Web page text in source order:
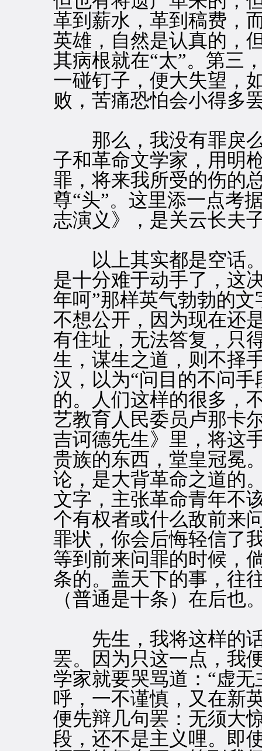
革到薪水，革到稿费，
英雄，自然是认真的，
其病根就在“太”。第三
一碰钉子，便大失望，
败，苦痛恐怕会小得多
那么，我没有罪戾么
子和革命文学家，用明
罪，将来我所受的伤的
尊“头”。这里添一点考
志演义》，是关云长夫
以上其实都是空话。
是十分难于动手了，这
年呵”那样英气勃勃的
不想公开，因为现在还
有住址，无法答复，只
生，谋生之道，则不择
汉，以为“问目的不问
的。人们这样的很多，
艺教育人民委员卢那卡
吉诃德先生》里，将这
贵族的东西，堂皇冠冕
论，是大背革命之道的
文字，主张革命青年不
个有权者或什么敌前来
罪状，你会后悔轻信了
等到前来问罪的时候，
条的。盖天下的事，往
（普通是十条）在后也
先生，我将这样的话
罢。因为只这一点，我
学家就要哭骂道：“虚
呼，一不谨慎，又在新
便先辩几句罢：无须大
段，还不是主义哩。即